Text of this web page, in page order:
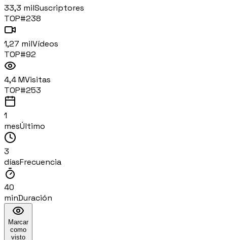
33,3 milSuscriptores
TOP#238
1,27 milVídeos
TOP#92
4,4 MVisitas
TOP#253
1
mesÚltimo
3
díasFrecuencia
40
minDuración
Marcar
como
visto